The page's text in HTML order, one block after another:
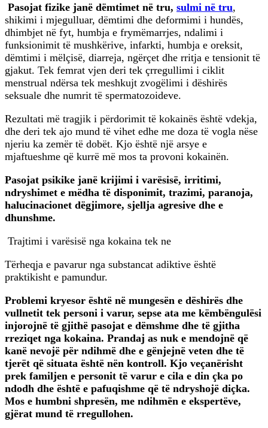
Pasojat fizike janë dëmtimet në tru, sulmi në tru,
shikimi i mjegulluar, dëmtimi dhe deformimi i hundës,
dhimbjet në fyt, humbja e frymëmarrjes, ndalimi i
funksionimit të mushkërive, infarkti, humbja e oreksit,
dëmtimi i mëlçisë, diarreja, ngërçet dhe rritja e tensionit të
gjakut. Tek femrat vjen deri tek çrregullimi i ciklit
menstrual ndërsa tek meshkujt zvogëlimi i dëshirës
seksuale dhe numrit të spermatozoideve.
Rezultati më tragjik i përdorimit të kokainës është vdekja,
dhe deri tek ajo mund të vihet edhe me doza të vogla nëse
njeriu ka zemër të dobët. Kjo është një arsye e
mjaftueshme që kurrë më mos ta provoni kokainën.
Pasojat psikike janë krijimi i varësisë, irritimi,
ndryshimet e mëdha të disponimit, trazimi, paranoja,
halucinacionet dëgjimore, sjellja agresive dhe e
dhunshme.
Trajtimi i varësisë nga kokaina tek ne
Tërheqja e pavarur nga substancat adiktive është
praktikisht e pamundur.
Problemi kryesor është në mungesën e dëshirës dhe
vullnetit tek personi i varur, sepse ata me këmbëngulësi
injorojnë të gjithë pasojat e dëmshme dhe të gjitha
rreziqet nga kokaina. Prandaj as nuk e mendojnë që
kanë nevojë për ndihmë dhe e gënjejnë veten dhe të
tjerët që situata është nën kontroll. Kjo veçanërisht
prek familjen e personit të varur e cila e din çka po
ndodh dhe është e pafuqishme që të ndryshojë diçka.
Mos e humbni shpresën, me ndihmën e ekspertëve,
gjërat mund të rregullohen.